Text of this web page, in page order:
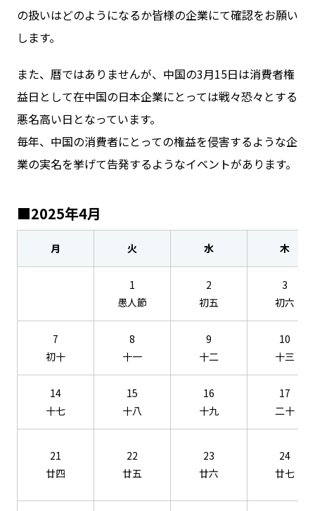
の扱いはどのようになるか皆様の企業にて確認をお願い
します。
また、暦ではありませんが、中国の3月15日は消費者権
益日として在中国の日本企業にとっては戦々恐々とする
悪名高い日となっています。
毎年、中国の消費者にとっての権益を侵害するような企
業の実名を挙げて告発するようなイベントがあります。
■2025年4月
月 火 水 木
1
愚人節
2
初五
3
初六
7
初十
8
十一
9
十二
10
十三
14
十七
15
十八
16
十九
17
二十
21
廿四
22
廿五
23
廿六
24
廿七